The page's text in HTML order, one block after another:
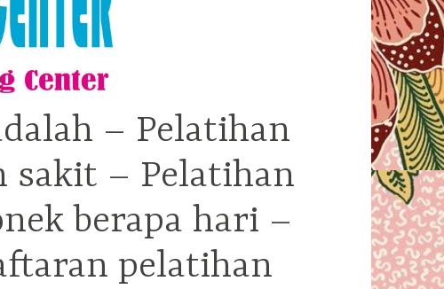
– Pelatihan
sakit – Pelatihan
berapa hari –
pelatihan